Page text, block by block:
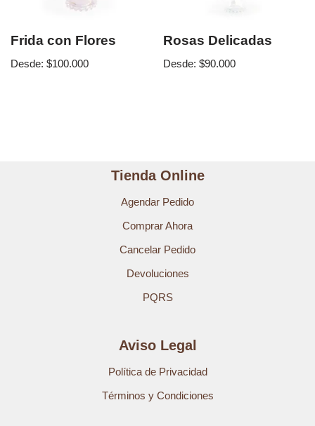
Frida con Flores
Desde: $100.000
Rosas Delicadas
Desde:$90.000
Tienda Online
Agendar Pedido
Comprar Ahora
Cancelar Pedido
Devoluciones
PQRS
Aviso Legal
Política de Privacidad
Términos y Condiciones